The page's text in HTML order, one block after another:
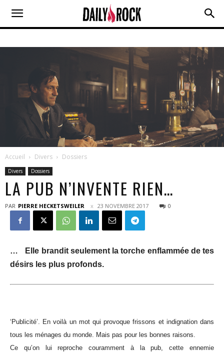
Accueil Divers Dossiers
Divers Dossiers
LA PUB N’INVENTE RIEN…
PAR PIERRE HECKETSWEILER 23 NOVEMBRE 2017 0
… Elle brandit seulement la torche enflammée de tes
désirs les plus profonds.
‘Publicité’. En voilà un mot qui provoque frissons et indignation dans
tous les ménages du monde. Mais pas pour les bonnes raisons.
Ce qu’on lui reproche couramment à la pub, cette ennemie